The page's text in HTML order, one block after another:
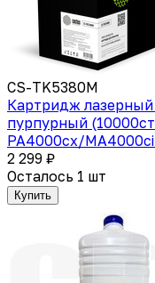
CS-TK5380M
Картридж лазерный
пурпурный
PA4000cx/
2 299 ₽
Осталось 1 шт
Купить